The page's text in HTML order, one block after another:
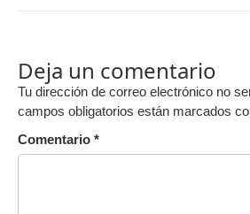
Deja un comentario
Tu dirección de correo electrónico no
campos obligatorios están marcados
Comentario *